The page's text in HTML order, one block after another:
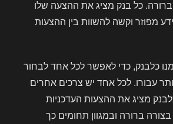
כל בנק מציג את ההצעה שלו
מפוזר וקשה להשוות בין ההצעות
כלבנק, כדי לאפשר לכל אחד לבחור
עבורו. לכל אחד יש צרכים אחרים
מציג את ההצעות העדכניות
ברורה ובמגוון תחומים כך